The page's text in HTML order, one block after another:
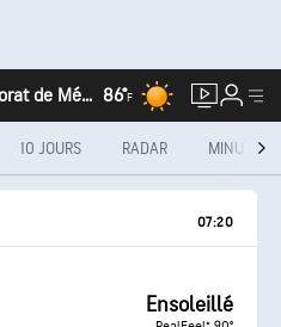
Hawmat as Suq, Gouvernorat de Médenine 86°F
10 JOURS RADAR
07:20
Ensoleillé